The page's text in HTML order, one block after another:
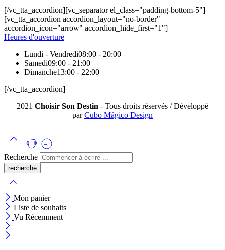
[/vc_tta_accordion][vc_separator el_class="padding-bottom-5"]
[vc_tta_accordion accordion_layout="no-border"
accordion_icon="arrow" accordion_hide_first="1"]
Heures d'ouverture
Lundi - Vendredi08:00 - 20:00
Samedi09:00 - 21:00
Dimanche13:00 - 22:00
[/vc_tta_accordion]
2021 Choisir Son Destin - Tous droits réservés / Développé
parCubo Mágico Design
Recherche
Mon panier
Liste de souhaits
Vu Récemment